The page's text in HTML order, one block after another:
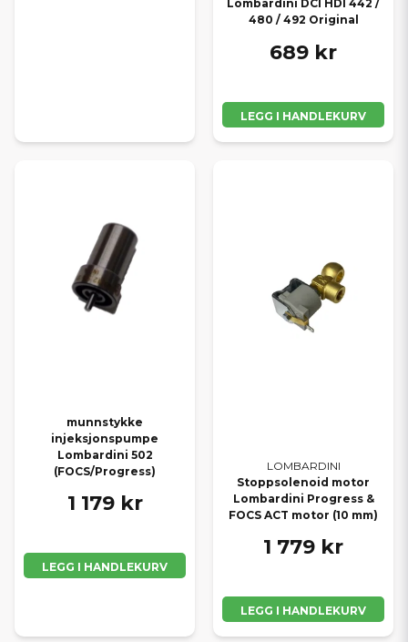
Lombardini DCI HDI 442 /
480 / 492 Original
689 kr
LEGG I HANDLEKURV
munnstykke
injeksjonspumpe
Lombardini 502
(FOCS/Progress)
1 179 kr
LEGG I HANDLEKURV
LOMBARDINI
Stoppsolenoid motor
Lombardini Progress &
FOCS ACT motor (10 mm)
1 779 kr
LEGG I HANDLEKURV